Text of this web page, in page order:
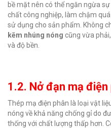
bề mặt nên có thể ngăn ngừa
chất công nghiệp, làm chậm
sử dụng cho sản phẩm. Không
kẽm nhúng nóng cũng vừa
và độ bền.
1.2. Nở đạn mạ điện
Thép mạ điện phân là loại vật
nóng về khả năng chống gỉ do
thống với chất lượng thấp hơn.